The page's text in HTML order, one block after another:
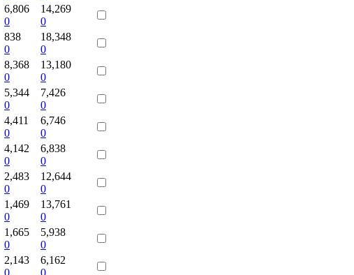
6,806
0
14,269
0
838
0
18,348
0
8,368
0
13,180
0
5,344
0
7,426
0
4,411
0
6,746
0
4,142
0
6,838
0
2,483
0
12,644
0
1,469
0
13,761
0
1,665
0
5,938
0
2,143
0
6,162
0